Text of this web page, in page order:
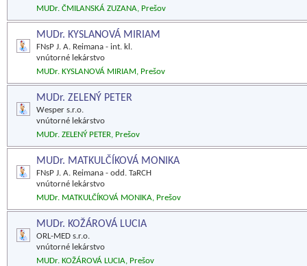
MUDr. ČMILANSKÁ ZUZANA, Prešov
MUDr. KYSLANOVÁ MIRIAM
FNsP J. A. Reimana - int. kl.
vnútorné lekárstvo
MUDr. KYSLANOVÁ MIRIAM, Prešov
MUDr. ZELENÝ PETER
Wesper s.r.o.
vnútorné lekárstvo
MUDr. ZELENÝ PETER, Prešov
MUDr. MATKULČÍKOVÁ MONIKA
FNsP J. A. Reimana - odd. TaRCH
vnútorné lekárstvo
MUDr. MATKULČÍKOVÁ MONIKA, Prešov
MUDr. KOŽÁROVÁ LUCIA
ORL-MED s.r.o.
vnútorné lekárstvo
MUDr. KOŽÁROVÁ LUCIA, Prešov